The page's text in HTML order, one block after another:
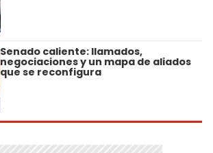
Senado caliente: llamados,
negociaciones y un mapa de aliados
que se reconfigura